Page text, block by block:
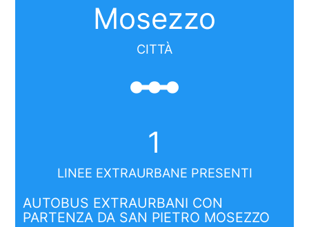
Mosezzo
CITTÀ
linear_scale
1
LINEE EXTRAURBANE PRESENTI
AUTOBUS EXTRAURBANI CON
PARTENZA DA SAN PIETRO MOSEZZO